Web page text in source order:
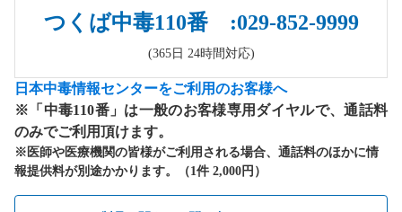
つくば中毒110番 :029-852-9999
(365日 24時間対応)
日本中毒情報センターをご利用のお客様へ
※「中毒110番」は一般のお客様専用ダイヤルで、通話料
のみでご利用頂けます。
※医師や医療機関の皆様がご利用される場合、通話料のほかに情
報提供料が別途かかります。（1件 2,000円）